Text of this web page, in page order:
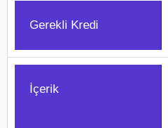
Gerekli Kredi
İçerik